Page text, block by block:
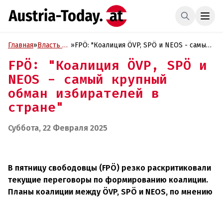
Главная»Власть и
»FPÖ: "Коалиция ÖVP, SPÖ и NEOS - самый
FPÖ: "Коалиция ÖVP, SPÖ и
NEOS - самый крупный
обман избирателей в
стране"
Суббота, 22 Февраля 2025
В пятницу свободовцы (FPÖ) резко раскритиковали
текущие переговоры по формированию коалиции.
Планы коалиции между ÖVP, SPÖ и NEOS, по мнению